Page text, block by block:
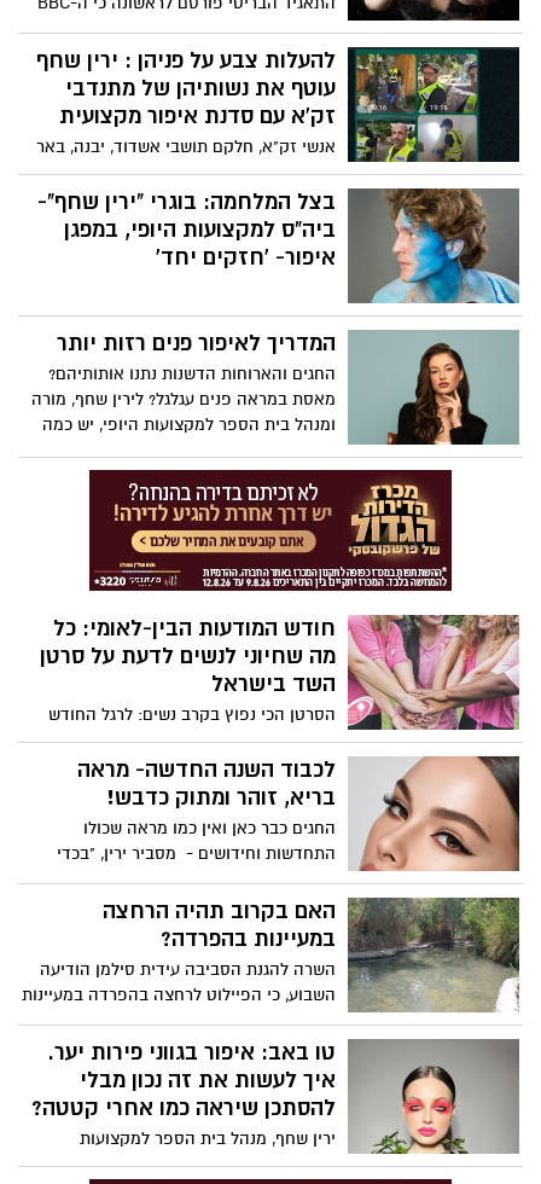
ראה ושמע עדויות לאלימות מינית מחרידה
שארעה בשבת השחורה ב7 באוקטובר
להעלות צבע על פניהן : ירין שחף
עוטף את נשותיהן של מתנדבי
זק'א עם סדנת איפור מקצועית
אנשי זק"א, חלקם תושבי אשדוד, יבנה, באר
שבע ואשקלון, עשו לילות כימים במהלך
אירועי ה-7 באוקטובר. אלה עסקו באיסוף
הגופות הרבות. המתנדבים מתארים תיאורי
זוועה שלא נשמעו מעולם, ובלתי נתפסים
במוח של בן אנוש, בסופ'ש האחרון החליטה
בצל המלחמה: בוגרי "ירין שחף"-
ביה"ס למקצועות היופי, במפגן
איפור- 'חזקים יחד'
המדריך לאיפור פנים רזות יותר
החגים והארוחות הדשנות נתנו אותותיהם?
מאסת במראה פנים עגלגל? לירין שחף, מורה
ומנהל בית הספר למקצועות היופי, יש כמה
חודש המודעות הבין-לאומי: כל
מה שחיוני לנשים לדעת על סרטן
השד בישראל
הסרטן הכי נפוץ בקרב נשים: לרגל החודש
הבין-לאומי לקידום המאבק בסרטן השד,
האגודה למלחמה בסרטן פרסמה הבוקר
(שלישי) נתונים חדשים, מחקרים מדעיים
חולות בסרטן השד, וכ-1,100 נפטרו כתוצאה
שבכל יום מתגלות כ-15 נשים חדשות עם סרטן
השד.
לכבוד השנה החדשה- מראה
בריא, זוהר ומתוק כדבש!
החגים כבר כאן ואין כמו מראה שכולו
התחדשות וחידושים - מסביר ירין, "בכדי
להגיע למראה זוהר וטבעי ערבבתי מייק אפ
נוזלי+ קרם לחות +מעט שימר נוזלי, נוסחה
שמתאימה לכל מי שרוצה להגיע לאפקט של
האם בקרוב תהיה הרחצה
במעיינות בהפרדה?
השרה להגנת הסביבה עידית סילמן הודיעה
השבוע, כי הפיילוט לרחצה בהפרדה במעיינות
ייצא לדרך כבר השבוע עם הקצאת חלונות
מעבר לשעות הפעילות הרגילות. עמותת
ישראל חופשית כבר שלחה מכתב "התראה
אחרונה לפני פנייה לערכאות משפטיות"
לשרה סילמן ולרשות הטבע והגנים – עם
דרישה שלא להתחיל בפיילוט, בטענה שהוא
אינו חוקי.
טו באב: איפור בגווני פירות יער.
איך לעשות את זה נכון מבלי
להסתכן שיראה כמו אחרי קטטה?
ירין שחף, מנהל בית הספר למקצועות
האיפור, הסטילינג והתסרוקות מסביר: